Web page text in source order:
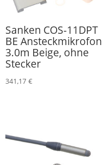
Sanken COS-11DPT
BE Ansteckmikrofon
3.0m Beige, ohne
Stecker
341,17€